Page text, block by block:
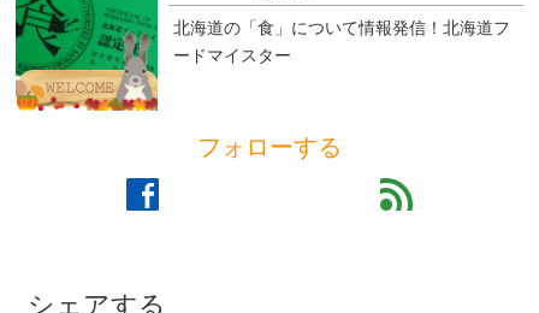
北海道の「食」について情報発信！北海道フ
ードマイスター
フォローする
facebook feed
シェアする